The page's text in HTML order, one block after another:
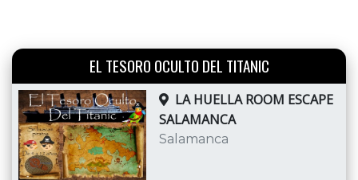
EL TESORO OCULTO DEL TITANIC
LA HUELLA ROOM ESCAPE
SALAMANCA
Salamanca